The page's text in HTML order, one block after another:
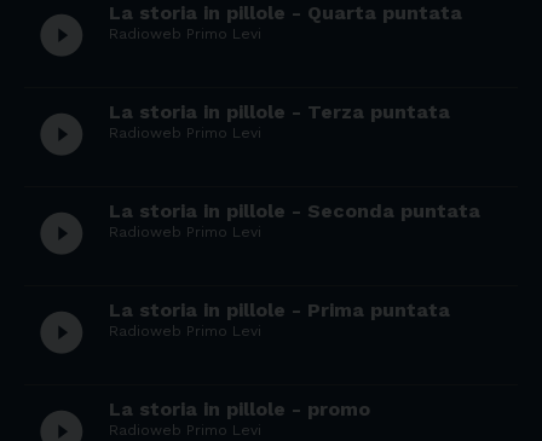
play_circle_filled La storia in pillole - Quarta puntata
Radioweb Primo Levi
play_circle_filled La storia in pillole - Terza puntata
Radioweb Primo Levi
play_circle_filled La storia in pillole - Seconda puntata
Radioweb Primo Levi
play_circle_filled La storia in pillole - Prima puntata
Radioweb Primo Levi
La storia in pillole - promo
Radioweb Primo Levi